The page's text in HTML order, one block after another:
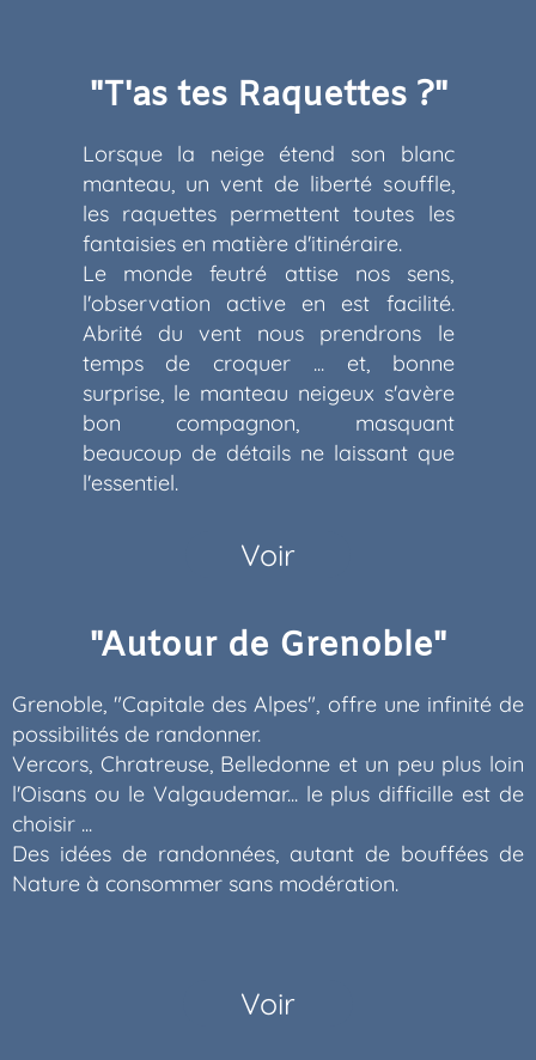
"T'as tes Raquettes ?"
Lorsque la neige étend son blanc
manteau, un vent de liberté souffle,
les raquettes permettent toutes les
fantaisies en matière d'itinéraire.
Le monde feutré attise nos sens,
l'observation active en est facilité.
Abrité du vent nous prendrons le
temps de croquer ... et, bonne
surprise, le manteau neigeux s'avère
bon compagnon, masquant
beaucoup de détails ne laissant que
l'essentiel.
Voir
"Autour de Grenoble"
Grenoble, "Capitale des Alpes", offre une infinité de
possibilités de randonner.
Vercors, Chratreuse, Belledonne et un peu plus loin
l'Oisans ou le Valgaudemar... le plus difficille est de
choisir ...
Des idées de randonnées, autant de bouffées de
Nature à consommer sans modération.
Voir